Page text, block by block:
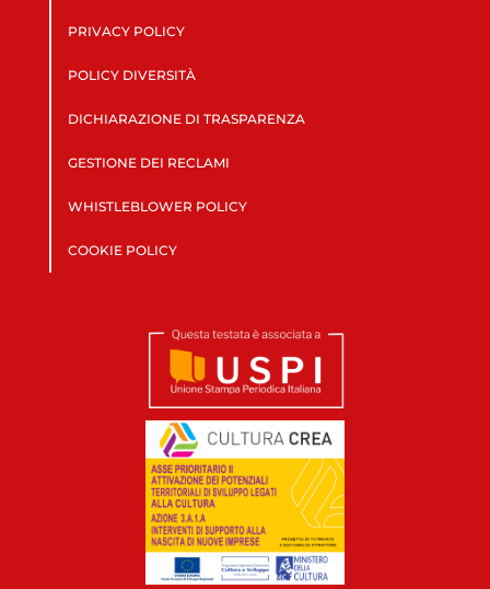
PRIVACY POLICY
POLICY DIVERSITÀ
DICHIARAZIONE DI TRASPARENZA
GESTIONE DEI RECLAMI
WHISTLEBLOWER POLICY
COOKIE POLICY